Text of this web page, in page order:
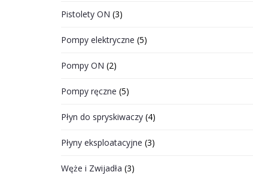
Pistolety ON (3)
Pompy elektryczne (5)
Pompy ON (2)
Pompy ręczne (5)
Płyn do spryskiwaczy (4)
Płyny eksploatacyjne (3)
Węże i Zwijadła (3)